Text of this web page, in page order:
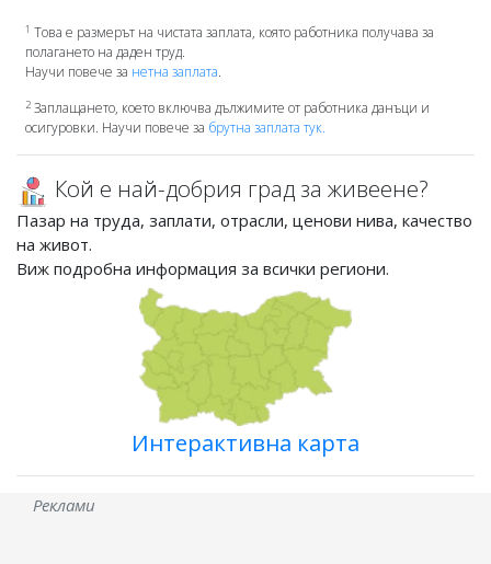
1 Това е размерът на чистата заплата, която работника получава за
полагането на даден труд.
Научи повече за нетна заплата.
2Заплащането, което включва дължимите от работника данъци и
осигуровки. Научи повече за брутна заплата тук.
Кой е най-добрия град за живеене?
Пазар на труда, заплати, отрасли, ценови нива, качество
на живот.
Виж подробна информация за всички региони.
Интерактивна карта
Реклами